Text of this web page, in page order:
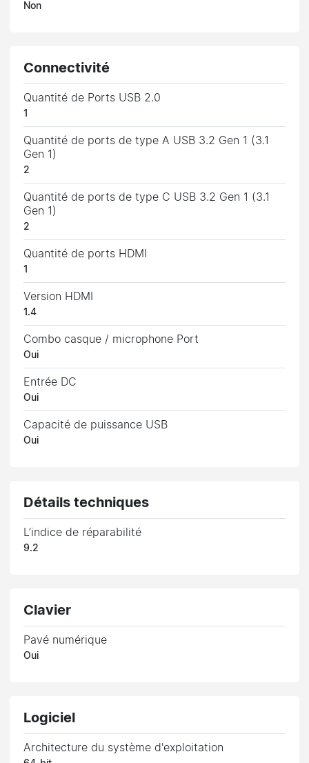
Non
Connectivité
Quantité de Ports USB 2.0
1
Quantité de ports de type A USB 3.2 Gen 1 (3.1
Gen 1)
2
Quantité de ports de type C USB 3.2 Gen 1 (3.1
Gen 1)
2
Quantité de ports HDMI
1
Version HDMI
1.4
Combo casque / microphone Port
Oui
Entrée DC
Oui
Capacité de puissance USB
Oui
Détails techniques
L’indice de réparabilité
9.2
Clavier
Pavé numérique
Oui
Logiciel
Architecture du système d'exploitation